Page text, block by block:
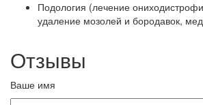
Подология (лечение
удаление мозолей и бородавок,
Отзывы
Ваше имя